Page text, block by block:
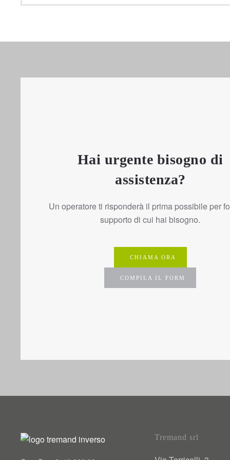
Hai urgente bisogno di
assistenza?
Un operatore ti risponderà il prima possibile per
supporto di cui hai bisogno.
CHIAMA ORA
COMPILA IL FORM
Tremand srl